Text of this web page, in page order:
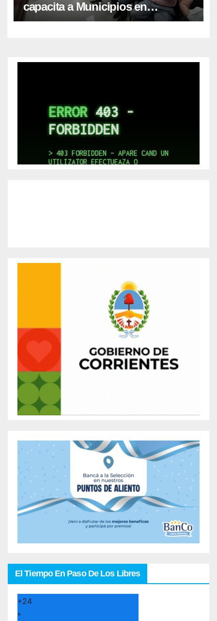
capacita a Municipios en
Responsabilidad Fiscal
El Tiempo En Paso De Los Libres
+24
°